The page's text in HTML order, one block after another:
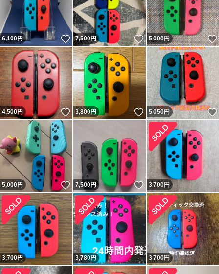
6,100円 いいね！
7,500円 いいね！
5,000円
4,500円 いいね！
3,800円 いいね！
5,050円
5,000円 いいね！
7,500円 いいね！
3,700円
3,700円 3,780円 3,700円